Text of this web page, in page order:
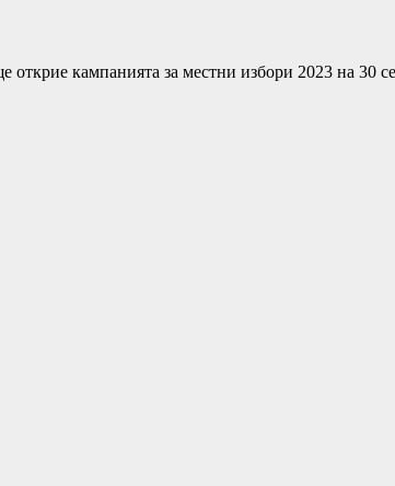
кампанията за местни избори 2023 на 30